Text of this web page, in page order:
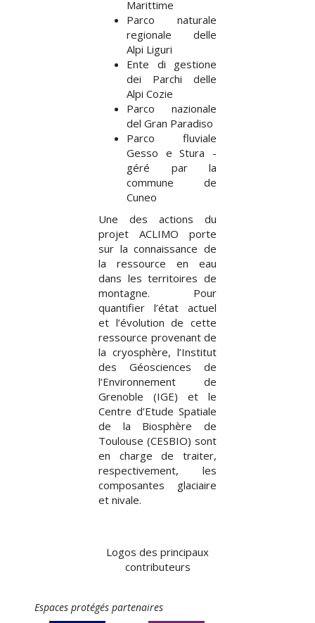
Marittime
Parco naturale
regionale delle
Alpi Liguri
Ente di gestione
dei Parchi delle
Alpi Cozie
Parco nazionale
del Gran Paradiso
Parco fluviale
Gesso e Stura -
géré par la
commune de
Cuneo
Une des actions du
projet ACLIMO porte
sur la connaissance de
la ressource en eau
dans les territoires de
montagne. Pour
quantifier l’état actuel
et l’évolution de cette
ressource provenant de
la cryosphère, l’Institut
des Géosciences de
l’Environnement de
Grenoble (IGE) et le
Centre d’Etude Spatiale
de la Biosphère de
Toulouse (CESBIO) sont
en charge de traiter,
respectivement, les
composantes glaciaire
et nivale.
Logos des principaux
contributeurs
Espaces protégés partenaires